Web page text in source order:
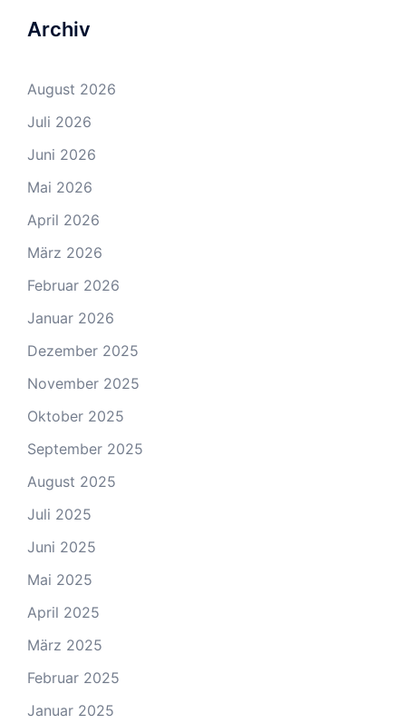
Archiv
August 2026
Juli 2026
Juni 2026
Mai 2026
April 2026
März 2026
Februar 2026
Januar 2026
Dezember 2025
November 2025
Oktober 2025
September 2025
August 2025
Juli 2025
Juni 2025
Mai 2025
April 2025
März 2025
Februar 2025
Januar 2025